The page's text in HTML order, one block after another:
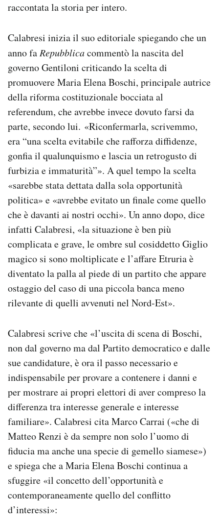
raccontata la storia per intero.
Calabresi inizia il suo editoriale spiegando che un
anno faRepubblicacommentò la nascita del
governo Gentiloni criticando la scelta di
promuovere Maria Elena Boschi, principale autrice
della riforma costituzionale bocciata al
referendum, che avrebbe invece dovuto farsi da
parte, secondo lui. «Riconfermarla, scrivemmo,
era “una scelta evitabile che rafforza diffidenze,
gonfia il qualunquismo e lascia un retrogusto di
furbizia e immaturità”». A quel tempo la scelta
«sarebbe stata dettata dalla sola opportunità
politica» e «avrebbe evitato un finale come quello
che è davanti ai nostri occhi». Un anno dopo, dice
infatti Calabresi, «la situazione è ben più
complicata e grave, le ombre sul cosiddetto Giglio
magico si sono moltiplicate e l’affare Etruria è
diventato la palla al piede di un partito che appare
ostaggio del caso di una piccola banca meno
rilevante di quelli avvenuti nel Nord-Est».
Calabresi scrive che «l’uscita di scena di Boschi,
non dal governo ma dal Partito democratico e dalle
sue candidature, è ora il passo necessario e
indispensabile per provare a contenere i danni e
per mostrare ai propri elettori di aver compreso la
differenza tra interesse generale e interesse
familiare». Calabresi cita Marco Carrai («che di
Matteo Renzi è da sempre non solo l’uomo di
fiducia ma anche una specie di gemello siamese»)
e spiega che a Maria Elena Boschi continua a
sfuggire «il concetto dell’opportunità e
contemporaneamente quello del conflitto
d’interessi»: